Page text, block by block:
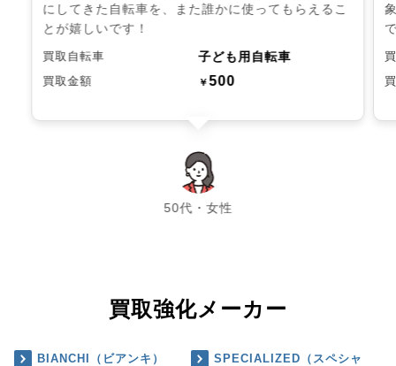
にしてきた自転車を、また誰かに使ってもらえるこ
とが嬉しいです！
買取自転車 子ども用自転車
買取金額 ￥500
50代・女性
chevron_left chevron_right
買取強化メーカー
BIANCHI（ビアンキ）
SPECIALIZED（スペシャ